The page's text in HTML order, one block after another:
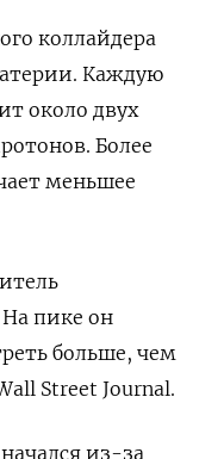
коллайдера
Каждую
около двух
Более
меньшее
пике он
больше, чем
Street Journal.
из-за